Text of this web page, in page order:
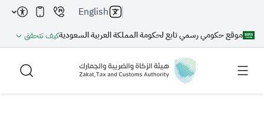
موقع حكومي رسمي تابع لحكومة المملكة العربية السعوديةكيف تتحقق
English